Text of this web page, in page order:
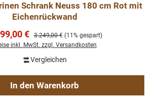
Schrank Neuss 180 cm Rot mit
Eichenrückwand
€ Regulärer Preis:
3.249,00 € (11% gespart)
inkl. MwSt. zzgl. Versandkosten
Vergleichen
In den Warenkorb